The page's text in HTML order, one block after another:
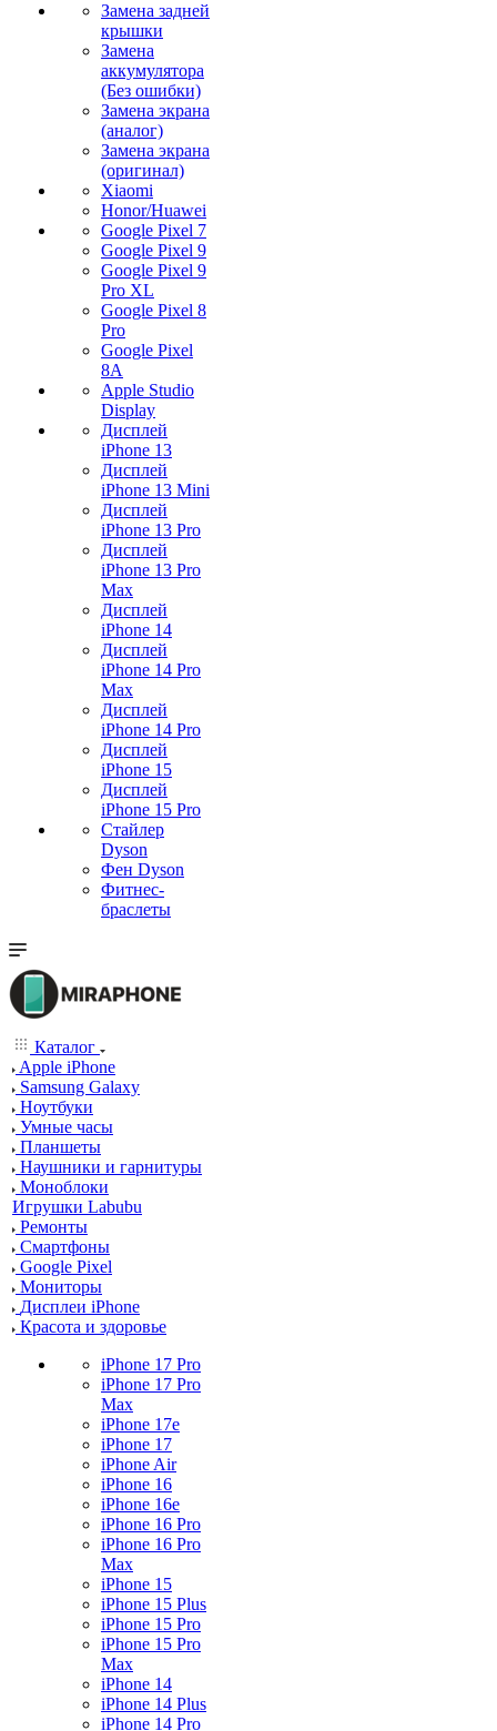
Замена задней
крышки
Замена
аккумулятора
(Без ошибки)
Замена экрана
(аналог)
Замена экрана
(оригинал)
Xiaomi
Honor/Huawei
Google Pixel 7
Google Pixel 9
Google Pixel 9
Pro XL
Google Pixel 8
Pro
Google Pixel
8A
Apple Studio
Display
Дисплей
iPhone 13
Дисплей
iPhone 13 Mini
Дисплей
iPhone 13 Pro
Дисплей
iPhone 13 Pro
Max
Дисплей
iPhone 14
Дисплей
iPhone 14 Pro
Max
Дисплей
iPhone 14 Pro
Дисплей
iPhone 15
Дисплей
iPhone 15 Pro
Стайлер
Dyson
Фен Dyson
Фитнес-
браслеты
Каталог
Apple iPhone
Samsung Galaxy
Ноутбуки
Умные часы
Планшеты
Наушники и гарнитуры
Моноблоки
Игрушки Labubu
Ремонты
Смартфоны
Google Pixel
Мониторы
Дисплеи iPhone
Красота и здоровье
iPhone 17 Pro
iPhone 17 Pro
Max
iPhone 17e
iPhone 17
iPhone Air
iPhone 16
iPhone 16e
iPhone 16 Pro
iPhone 16 Pro
Max
iPhone 15
iPhone 15 Plus
iPhone 15 Pro
iPhone 15 Pro
Max
iPhone 14
iPhone 14 Plus
iPhone 14 Pro